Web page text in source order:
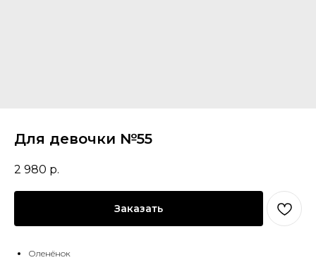
Для девочки №55
2 980 р.
Заказать
Оленёнок